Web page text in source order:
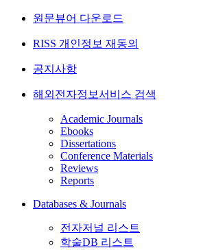
원문뷰어 다운로드
RISS 개인정보 재동의
공지사항
해외전자정보서비스 검색
Academic Journals
Ebooks
Dissertations
Conference Materials
Reviews
Reports
Databases & Journals
전자저널 리스트
학술DB 리스트